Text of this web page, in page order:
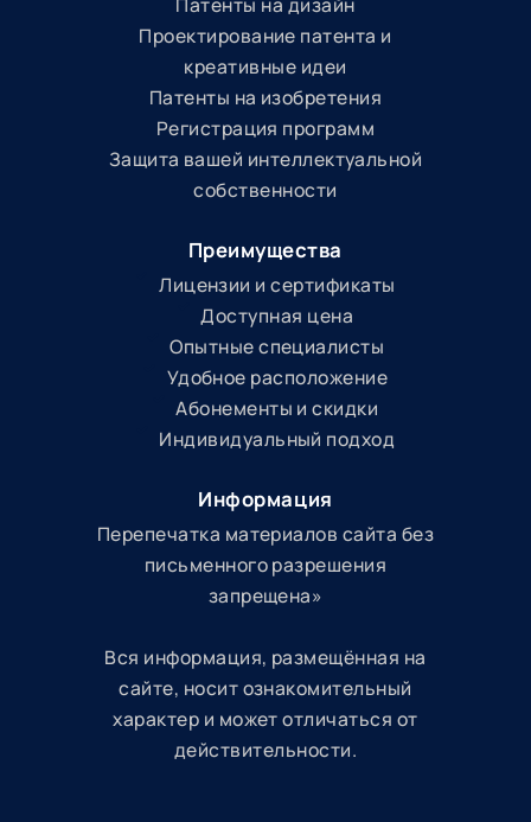
Проектирование патента и
креативные идеи
Патенты на изобретения
Регистрация программ
Защита вашей интеллектуальной
собственности
Преимущества
Лицензии и сертификаты
Доступная цена
Опытные специалисты
Удобное расположение
Абонементы и скидки
Индивидуальный подход
Информация
Перепечатка материалов сайта без
письменного разрешения
запрещена»
Вся информация, размещённая на
сайте, носит ознакомительный
характер и может отличаться от
действительности.